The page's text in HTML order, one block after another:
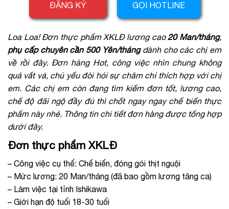
ĐĂNG KÝ GỌI HOTLINE
Loa Loa! Đơn thực phẩm XKLĐ lương cao20 Man/tháng,
phụ cấp chuyên cần 500 Yên/thángdành cho các chị em
về rồi đây. Đơn hàng Hot, công việc nhìn chung không
quá vất vả, chủ yếu đòi hỏi sự chăm chỉ thích hợp với chị
em. Các chị em còn đang tìm kiếm đơn tốt, lương cao,
chế độ đãi ngộ đầy đủ thì chốt ngay ngay chế biến thực
phẩm này nhé. Thông tin chi tiết đơn hàng được tổng hợp
dưới đây.
Đơn thực phẩm XKLĐ
– Công việc cụ thể: Chế biến, đóng gói thịt nguội
– Mức lương: 20 Man/tháng (đã bao gồm lương tăng ca)
– Làm việc tại tỉnh Ishikawa
– Giới hạn độ tuổi 18-30 tuổi